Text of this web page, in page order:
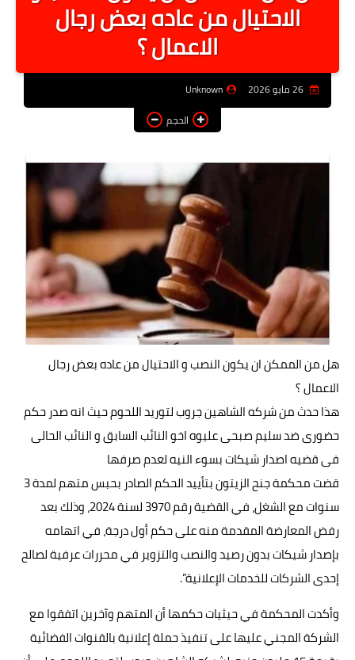
أخبار الرياصة
الطب البديل
منوعات
خدمات
اخبار فنيه
التعليم
الصحه
الطقس
معلومه قانونيه
تكنولوجيا المعلومات
حوادث وقضايا
خدمات
الصحه والجمال
فن المطبخ
مقالات
الاحتيال من عاده بعض رجال
الاعمال ؟
26 مايو 2026
Unknown
الحجم
هل من الممكن ان يكون النصب و الاحتيال من عاده بعض رجال
الاعمال ؟
هذا حدث من شركه الشاهين جروب لتوريد اللحوم حيث انه صدر حكم
حضورى ضد سليم صبحى عليوه اخو النائب السابق و النائب الحالى
فى قضيه اصدار شيكات بسوء النيه لعدم صرفها
قضت محكمة جنح الزيتون بتأييد الحكم الصادر بحبس متهم لمدة 3
سنوات مع الشغل، في القضية رقم 3970 لسنة 2024، وذلك بعد
رفض المعارضة المقدمة منه على حكم أول درجة، في اتهامه
بإصدار شيكات بدون رصيد والنصب والتزوير في محررات عرفية لصالح
إحدى الشركات للخدمات الإعلانية”.
وأكدت المحكمة في حيثيات حكمها أن المتهم وآخرين اتفقوا مع
الشركة المجني عليها على تنفيذ حملة إعلانية بالقنوات الفضائية